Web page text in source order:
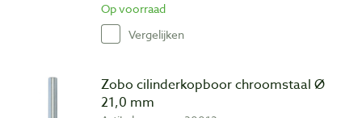
Op voorraad
Vergelijken
Zobo cilinderkopboor chroomstaal Ø
21,0 mm